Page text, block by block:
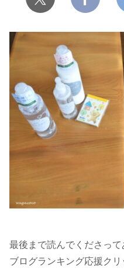
最後まで読んでくださって
ブログランキング応援クリ